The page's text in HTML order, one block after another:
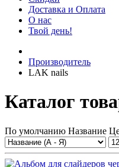
Доставка и Оплата
О нас
Твой день!
Производитель
LAK nails
Каталог
По умолчанию Название